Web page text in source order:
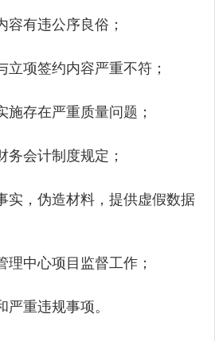
容有违公序良俗；
立项签约内容严重不符；
施存在严重质量问题；
务会计制度规定；
实，伪造材料，提供虚假数据
理中心项目监督工作；
严重违规事项。